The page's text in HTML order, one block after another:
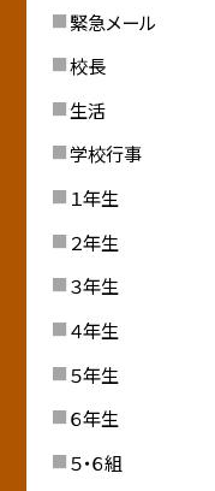
緊急メール
校長
生活
学校行事
１年生
２年生
３年生
４年生
５年生
６年生
５・６組